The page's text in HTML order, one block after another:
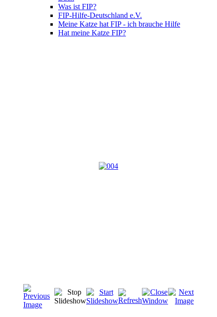
Was ist FIP?
FIP-Hilfe-Deutschland e.V.
Meine Katze hat FIP - ich brauche Hilfe
Hat meine Katze FIP?